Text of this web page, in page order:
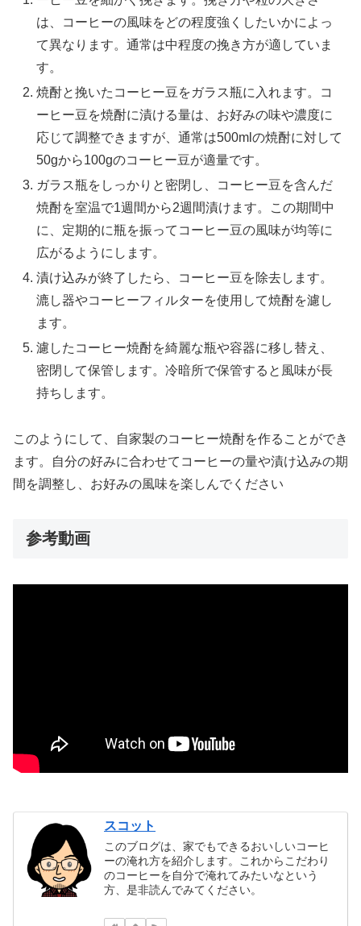
は、コーヒーの風味をどの程度強くしたいかによっ
て異なります。通常は中程度の挽き方が適していま
す。
焼酎と挽いたコーヒー豆をガラス瓶に入れます。コ
ーヒー豆を焼酎に漬ける量は、お好みの味や濃度に
応じて調整できますが、通常は500mlの焼酎に対して
50gから100gのコーヒー豆が適量です。
ガラス瓶をしっかりと密閉し、コーヒー豆を含んだ
焼酎を室温で1週間から2週間漬けます。この期間中
に、定期的に瓶を振ってコーヒー豆の風味が均等に
広がるようにします。
漬け込みが終了したら、コーヒー豆を除去します。
漉し器やコーヒーフィルターを使用して焼酎を濾し
ます。
濾したコーヒー焼酎を綺麗な瓶や容器に移し替え、
密閉して保管します。冷暗所で保管すると風味が長
持ちします。
このようにして、自家製のコーヒー焼酎を作ることができ
ます。自分の好みに合わせてコーヒーの量や漬け込みの期
間を調整し、お好みの風味を楽しんでください
参考動画
スコット
このブログは、家でもできるおいしいコーヒ
ーの淹れ方を紹介します。これからこだわり
のコーヒーを自分で淹れてみたいなという
方、是非読んでみてください。